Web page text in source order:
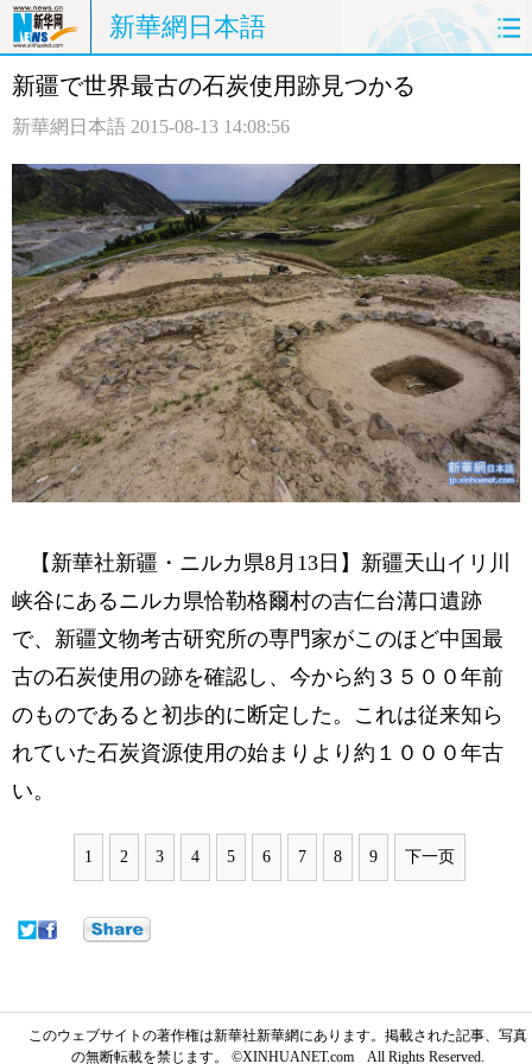
新華網日本語
ホームページ 政治
観光 評論 写真
中日対訳
新疆で世界最古の石炭使用跡見つかる
新華網日本語 2015-08-13 14:08:56
【新華社新疆・ニルカ県8月13日】新疆天山イリ川
峡谷にあるニルカ県恰勒格爾村の吉仁台溝口遺跡
で、新疆文物考古研究所の専門家がこのほど中国最
古の石炭使用の跡を確認し、今から約３５００年前
のものであると初歩的に断定した。これは従来知ら
れていた石炭資源使用の始まりより約１０００年古
い。
1 2 3 4 5 6 7 8 9 下一页
このウェブサイトの著作権は新華社新華網にあります。掲載された記事、写真
の無断転載を禁じます。 ©XINHUANET.com All Rights Reserved.